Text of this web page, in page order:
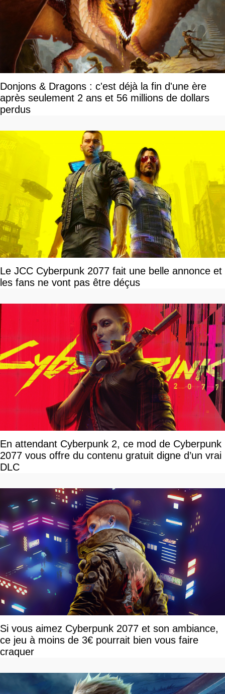
Donjons & Dragons : c'est déjà la fin d'une ère
après seulement 2 ans et 56 millions de dollars
perdus
Le JCC Cyberpunk 2077 fait une belle annonce et
les fans ne vont pas être déçus
En attendant Cyberpunk 2, ce mod de Cyberpunk
2077 vous offre du contenu gratuit digne d’un vrai
DLC
Si vous aimez Cyberpunk 2077 et son ambiance,
ce jeu à moins de 3€ pourrait bien vous faire
craquer